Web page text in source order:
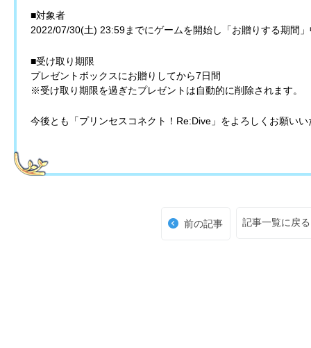
■対象者
2022/07/30(土) 23:59までにゲームを開始し「お贈りする期間
■受け取り期限
プレゼントボックスにお贈りしてから7日間
※受け取り期限を過ぎたプレゼントは自動的に削除されます。
今後とも「プリンセスコネクト！Re:Dive」をよろしくお願いい
前の記事 記事一覧に戻る